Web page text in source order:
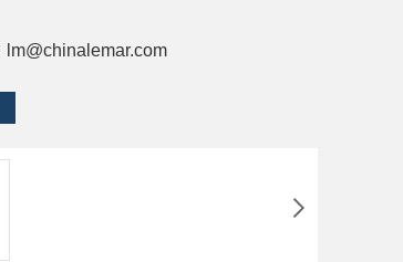
lm@chinalemar.com